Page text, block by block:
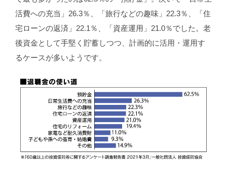
活費への充当」26.3％、「旅⾏などの趣味」22.3％、「住
宅ローンの返済」22.1％、「資産運用」21.0％でした。老
後資金として手堅く貯蓄しつつ、計画的に活用・運用す
るケースが多いようです。